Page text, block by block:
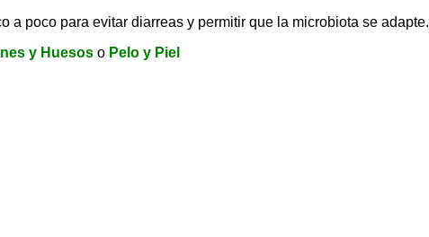
poco para evitar diarreas y permitir que la microbiota se adapte.
y Huesos o Pelo y Piel